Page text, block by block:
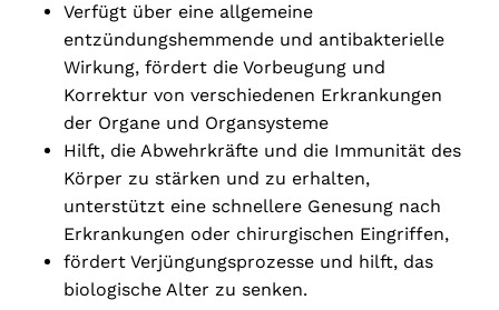
Verfügt über eine allgemeine
entzündungshemmende und antibakterielle
Wirkung, fördert die Vorbeugung und
Korrektur von verschiedenen Erkrankungen
der Organe und Organsysteme
Hilft, die Abwehrkräfte und die Immunität des
Körper zu stärken und zu erhalten,
unterstützt eine schnellere Genesung nach
Erkrankungen oder chirurgischen Eingriffen,
fördert Verjüngungsprozesse und hilft, das
biologische Alter zu senken.